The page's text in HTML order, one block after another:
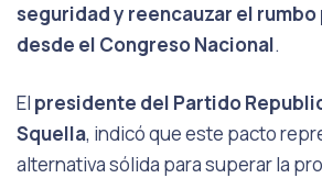
seguridad y reencauzar el
desde el Congreso Nacional.
El presidente del Partido
Squella, indicó que este pacto
alternativa sólida para superar la